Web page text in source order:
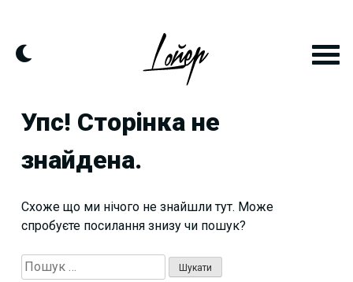
content
Упс! Сторінка не
знайдена.
Схоже що ми нічого не знайшли тут. Може
спробуєте посилання знизу чи пошук?
Пошук: